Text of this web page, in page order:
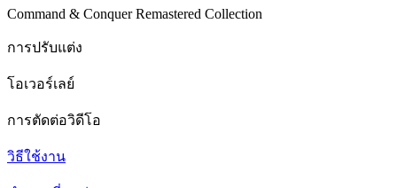
Command & Conquer Remastered Collection
การปรับแต่ง
โอเวอร์เลย์
การตัดต่อวิดีโอ
วิธีใช้งาน